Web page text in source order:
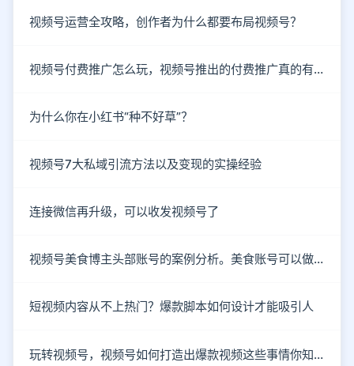
视频号运营全攻略，创作者为什么都要布局视频号？
视频号付费推广怎么玩，视频号推出的付费推广真的有效吗？
为什么你在小红书“种不好草”？
视频号7大私域引流方法以及变现的实操经验
连接微信再升级，可以收发视频号了
视频号美食博主头部账号的案例分析。美食账号可以做哪些类型的内容？
短视频内容从不上热门？爆款脚本如何设计才能吸引人
玩转视频号，视频号如何打造出爆款视频这些事情你知道了吗？